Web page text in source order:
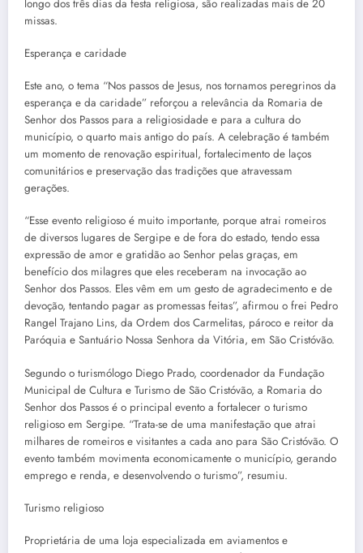
longo dos três dias da festa religiosa, são realizadas mais de 20
missas.
Esperança e caridade
Este ano, o tema “Nos passos de Jesus, nos tornamos peregrinos da
esperança e da caridade” reforçou a relevância da Romaria de
Senhor dos Passos para a religiosidade e para a cultura do
município, o quarto mais antigo do país. A celebração é também
um momento de renovação espiritual, fortalecimento de laços
comunitários e preservação das tradições que atravessam
gerações.
“Esse evento religioso é muito importante, porque atrai romeiros
de diversos lugares de Sergipe e de fora do estado, tendo essa
expressão de amor e gratidão ao Senhor pelas graças, em
benefício dos milagres que eles receberam na invocação ao
Senhor dos Passos. Eles vêm em um gesto de agradecimento e de
devoção, tentando pagar as promessas feitas”, afirmou o frei Pedro
Rangel Trajano Lins, da Ordem dos Carmelitas, pároco e reitor da
Paróquia e Santuário Nossa Senhora da Vitória, em São Cristóvão.
Segundo o turismólogo Diego Prado, coordenador da Fundação
Municipal de Cultura e Turismo de São Cristóvão, a Romaria do
Senhor dos Passos é o principal evento a fortalecer o turismo
religioso em Sergipe. “Trata-se de uma manifestação que atrai
milhares de romeiros e visitantes a cada ano para São Cristóvão. O
evento também movimenta economicamente o município, gerando
emprego e renda, e desenvolvendo o turismo”, resumiu.
Turismo religioso
Proprietária de uma loja especializada em aviamentos e